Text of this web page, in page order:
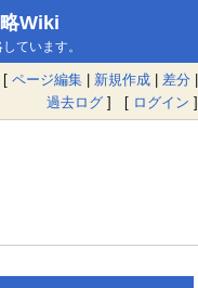
Wiki
ています。
ページ編集 | 新規作成 | 差分 |
過去ログ ] [ ログイン ]